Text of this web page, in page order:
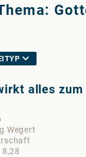
alles zum
Wegert
8,28